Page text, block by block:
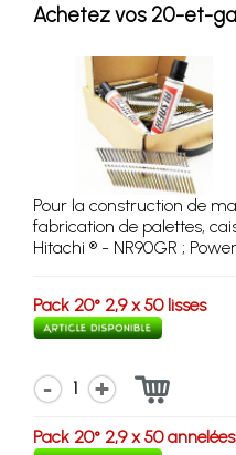
Achetez vos 20-et-
Pour la construction de
fabrication de palettes,
Hitachi ® - NR90GR ;
Pack 20° 2,9 x 50 lisses
1
Pack 20° 2,9 x 50 annelées